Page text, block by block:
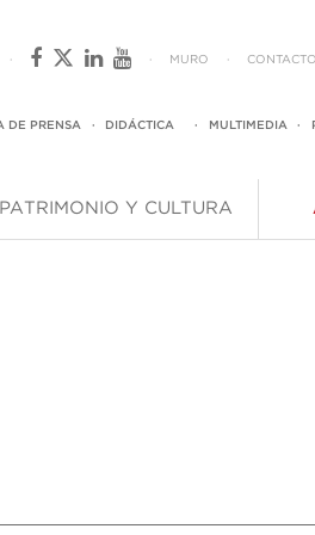
· · MURO · CONTACTO
DE PRENSA · DIDÁCTICA · MULTIMEDIA ·
PATRIMONIO Y CULTURA